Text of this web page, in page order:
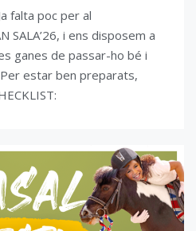
falta poc per al
SALA’26, i ens disposem a
ganes de passar-ho bé i
estar ben preparats,